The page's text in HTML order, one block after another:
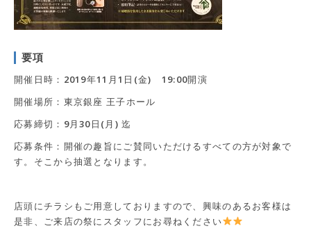
要項
開催日時：2019年11月1日(金) 19:00開演
開催場所：東京銀座 王子ホール
応募締切：9月30日(月) 迄
応募条件：開催の趣旨にご賛同いただけるすべての方が対象で
す。そこから抽選となります。
店頭にチラシもご用意しておりますので、興味のあるお客様は
是非、ご来店の祭にスタッフにお尋ねください